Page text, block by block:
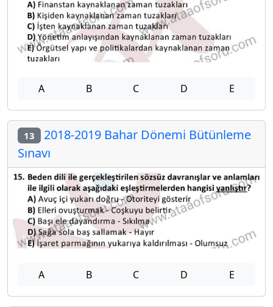
A B C D E
13 2018-2019 Bahar Dönemi Bütünleme
Sınavı
A B C D E